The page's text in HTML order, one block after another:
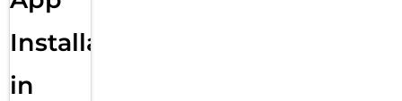
Installation
in